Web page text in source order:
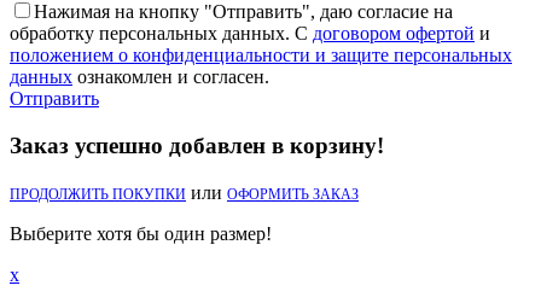
Нажимая на кнопку "Отправить", даю согласие на
обработку персональных данных. С договором офертой и
положением о конфиденциальности и защите персональных
данных ознакомлен и согласен.
Отправить
Заказ успешно добавлен в корзину!
ПРОДОЛЖИТЬ ПОКУПКИ или ОФОРМИТЬ ЗАКАЗ
Выберите хотя бы один размер!
x